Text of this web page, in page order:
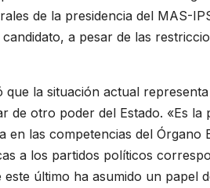
de la presidencia del MAS-
a pesar de las
que la situación actual
de otro poder del Estado. «Es
en las competencias del
a los partidos políticos
último ha asumido un papel